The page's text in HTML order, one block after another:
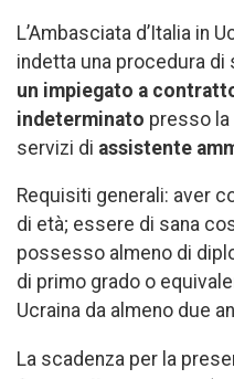
L’Ambasciata d’Italia in
indetta una procedura di
un impiegato a
indeterminato presso la
servizi di assistente
Requisiti generali: aver
di età; essere di sana
possesso almeno di
di primo grado o
Ucraina da almeno due
La scadenza per la